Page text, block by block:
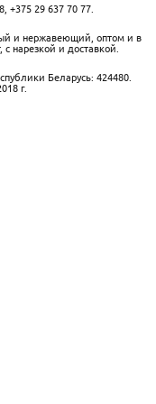
, +375 29 637 70 77.
и нержавеющий, оптом и в
нарезкой и доставкой.
Беларусь: 424480.
г.